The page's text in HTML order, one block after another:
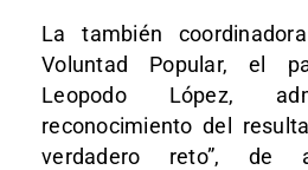
La también
Voluntad Popular, el
Leopodo López,
reconocimiento del
verdadero reto”,